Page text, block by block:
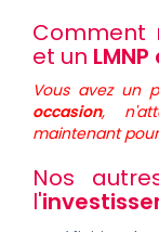
Comment
et un
Vous avez un
occasion,
maintenant
Nos
l'